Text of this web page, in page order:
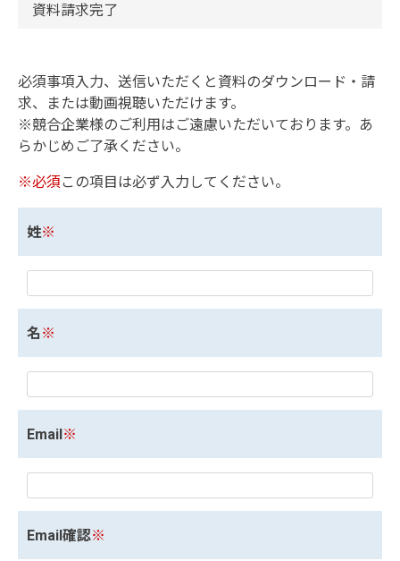
資料請求完了
必須事項入力、送信いただくと資料のダウンロード・請
求、または動画視聴いただけます。
※競合企業様のご利用はご遠慮いただいております。あ
らかじめご了承ください。
※必須 この項目は必ず入力してください。
姓※
名 ※
Email※
Email確認※